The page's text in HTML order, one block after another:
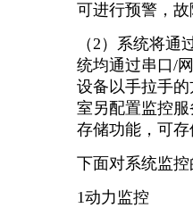
可进行预警，
（2）系统将
统均通过串口/
设备以手拉手
室另配置监控
存储功能，可
下面对系统监
1动力监控